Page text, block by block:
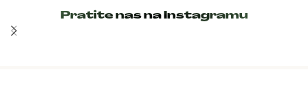
Pratite nas na Instagramu